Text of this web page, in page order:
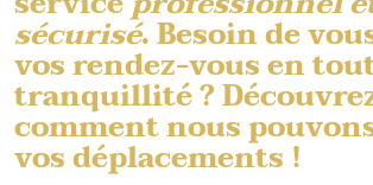
sécurisé. Besoin de
vos rendez-vous en
tranquillité ?
comment nous
vos déplacements !